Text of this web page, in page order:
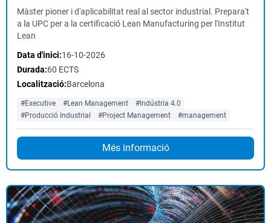
Màster pioner i d'aplicabilitat real al sector industrial. Prepara't
a la UPC per a la certificació Lean Manufacturing per l'Institut
Lean
Data d'inici:16-10-2026
Durada:60 ECTS
Localització:Barcelona
#Executive #Lean Management
#Indústria 4.0
#Producció Industrial
#Project Management #management
Més informació